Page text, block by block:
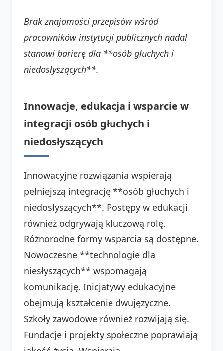
Brak znajomości przepisów wśród
pracowników instytucji publicznych nadal
stanowi barierę dla **osób głuchych i
niedosłyszących**.
Innowacje, edukacja i wsparcie w
integracji osób głuchych i
niedosłyszących
Innowacyjne rozwiązania wspierają
pełniejszą integrację **osób głuchych i
niedosłyszących**. Postępy w edukacji
również odgrywają kluczową rolę.
Różnorodne formy wsparcia są dostępne.
Nowoczesne **technologie dla
niesłyszących** wspomagają
komunikację. Inicjatywy edukacyjne
obejmują kształcenie dwujęzyczne.
Szkoły zawodowe również rozwijają się.
Fundacje i projekty społeczne poprawiają